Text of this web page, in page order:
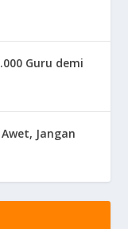
Guru demi
Jangan